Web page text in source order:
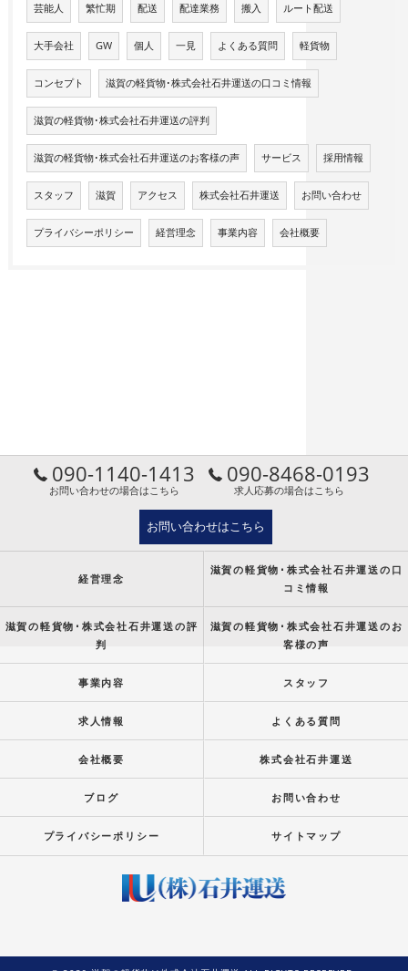
芸能人 繁忙期 配送 配達業務 搬入 ルート配送
大手会社 GW 個人 一見 よくある質問 軽貨物
コンセプト 滋賀の軽貨物･株式会社石井運送の口コミ情報
滋賀の軽貨物･株式会社石井運送の評判
滋賀の軽貨物･株式会社石井運送のお客様の声 サービス 採用情報
スタッフ 滋賀 アクセス 株式会社石井運送 お問い合わせ
プライバシーポリシー 経営理念 事業内容 会社概要
090-1140-1413
お問い合わせの場合はこちら
090-8468-0193
求人応募の場合はこちら
お問い合わせはこちら
経営理念
滋賀の軽貨物･株式会社石井運送の口
コミ情報
滋賀の軽貨物･株式会社石井運送の評
判
滋賀の軽貨物･株式会社石井運送のお
客様の声
事業内容 スタッフ
求人情報 よくある質問
会社概要 株式会社石井運送
ブログ お問い合わせ
プライバシーポリシー サイトマップ